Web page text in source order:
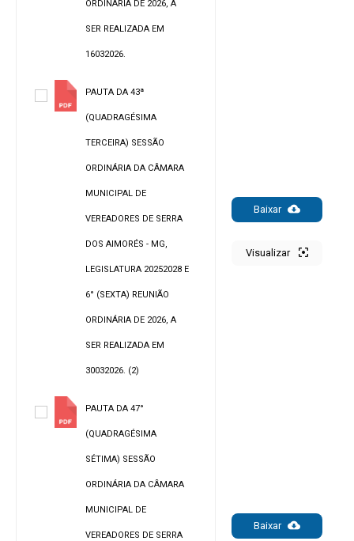
ORDINÁRIA DE 2026, A
SER REALIZADA EM
16032026.
PAUTA DA 43ª
(QUADRAGÉSIMA
TERCEIRA) SESSÃO
ORDINÁRIA DA CÂMARA
MUNICIPAL DE
VEREADORES DE SERRA
DOS AIMORÉS - MG,
LEGISLATURA 20252028 E
6° (SEXTA) REUNIÃO
ORDINÁRIA DE 2026, A
SER REALIZADA EM
30032026. (2)
Baixar
Visualizar
PAUTA DA 47°
(QUADRAGÉSIMA
SÉTIMA) SESSÃO
ORDINÁRIA DA CÂMARA
MUNICIPAL DE
VEREADORES DE SERRA
Baixar